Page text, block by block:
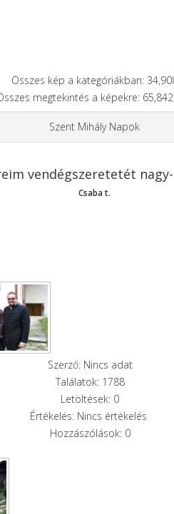
Összes kép a kategóriákban:
megtekintés a képekre:
Szent Mihály Napok
vendégszeretetét
Csaba t.
Szerző: Nincs adat
Találatok: 1788
Letöltések: 0
Értékelés: Nincs értékelés
Hozzászólások: 0